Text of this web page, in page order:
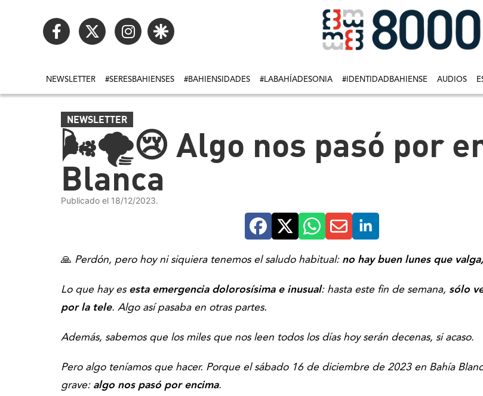
NEWSLETTER #SERESBAHIENSES #BAHIENSIDADES #LABAHÍADESONIA #IDENTIDADBAHIENSE AUDIOS
NEWSLETTER
🌬🌪😢 Algo nos pasó por
Blanca
Publicado el 18/12/2023.
🙏 Perdón, pero hoy ni siquiera tenemos el saludo habitual: no hay buen lunes que
Lo que hay es esta emergencia dolorosísima e inusual: hasta este fin de semana, sólo
por la tele. Algo así pasaba en otras partes.
Además, sabemos que los miles que nos leen todos los días hoy serán decenas, si acaso.
Pero algo teníamos que hacer. Porque el sábado 16 de diciembre de 2023 en Bahía
grave: algo nos pasó por encima.